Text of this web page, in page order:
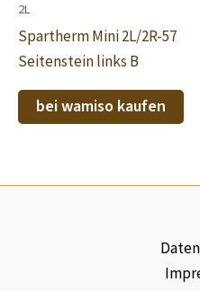
2L
Spartherm Mini 2L/2R-57
Seitenstein links B
bei wamiso kaufen